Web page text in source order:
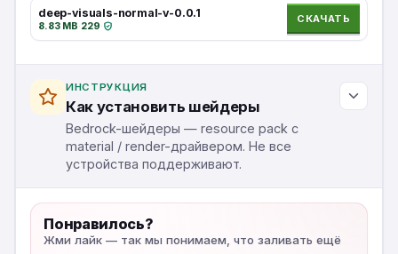
deep-visuals-normal-v-0.0.1
8.83 MB·229·
СКАЧАТЬ
ИНСТРУКЦИЯ
Как установить шейдеры
Bedrock-шейдеры — resource pack с
material / render-драйвером. Не все
устройства поддерживают.
Понравилось?
Жми лайк — так мы понимаем, что заливать ещё